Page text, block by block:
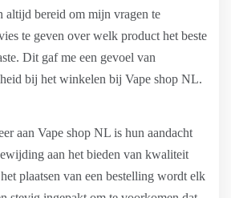
altijd bereid om mijn vragen te
te geven over welk product het beste
Dit gaf me een gevoel van
bij het winkelen bij Vape shop NL.
aan Vape shop NL is hun aandacht
aan het bieden van kwaliteit
plaatsen van een bestelling wordt elk